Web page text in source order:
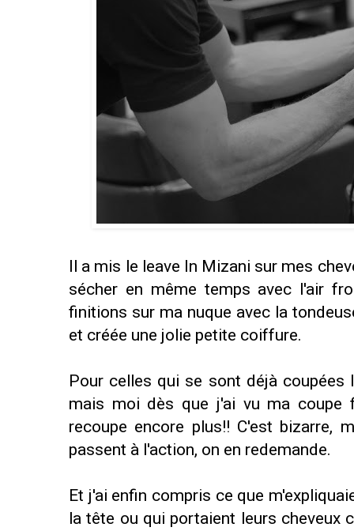
Il a mis le leave In Mizani sur mes
sécher en même temps avec l'air
finitions sur ma nuque avec la
et créée une jolie petite coiffure.
Pour celles qui se sont déjà coupées
mais moi dès que j'ai vu ma coupe
recoupe encore plus!! C'est bizarre,
passent à l'action, on en redemande.
Et j'ai enfin compris ce que
la tête ou qui portaient leurs cheveux